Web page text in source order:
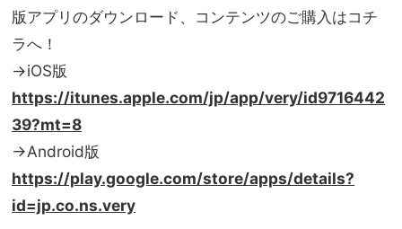
版アプリのダウンロード、コンテンツのご購入はコチ
ラへ！
→iOS版
https://itunes.apple.com/jp/app/very/id9716442
39?mt=8
→Android版
https://play.google.com/store/apps/details?
id=jp.co.ns.very